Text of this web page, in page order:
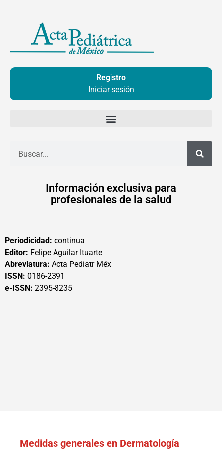
contenido
Registro
Iniciar sesión
Información exclusiva para
profesionales de la salud
Periodicidad: continua
Editor: Felipe Aguilar Ituarte
Abreviatura: Acta Pediatr Méx
ISSN: 0186-2391
e-ISSN: 2395-8235
Medidas generales en Dermatología